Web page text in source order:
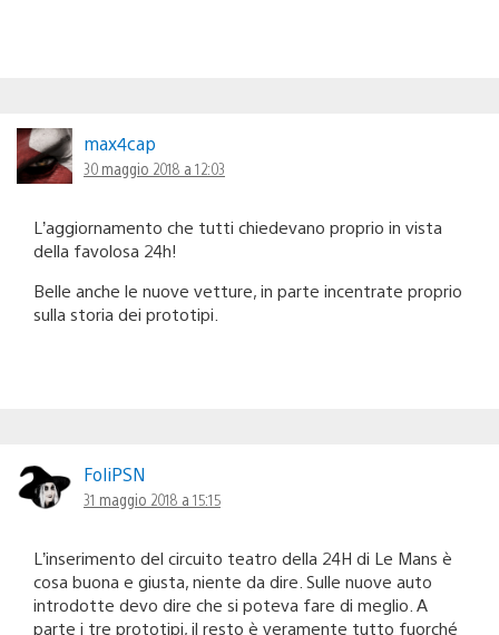
max4cap
30 maggio 2018 a 12:03
L’aggiornamento che tutti chiedevano proprio in vista
della favolosa 24h!
Belle anche le nuove vetture, in parte incentrate proprio
sulla storia dei prototipi.
FoliPSN
31 maggio 2018 a 15:15
L’inserimento del circuito teatro della 24H di Le Mans è
cosa buona e giusta, niente da dire. Sulle nuove auto
introdotte devo dire che si poteva fare di meglio. A
parte i tre prototipi, il resto è veramente tutto fuorché